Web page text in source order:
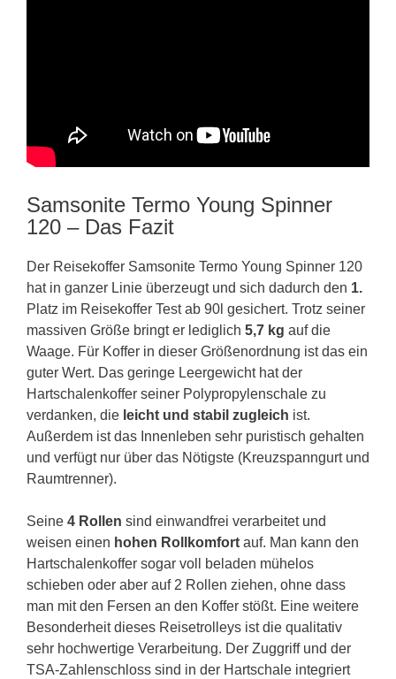
Samsonite Termo Young Spinner
120 – Das Fazit
Der Reisekoffer Samsonite Termo Young Spinner 120
hat in ganzer Linie überzeugt und sich dadurch den 1.
Platz im Reisekoffer Test ab 90l gesichert. Trotz seiner
massiven Größe bringt er lediglich 5,7 kg auf die
Waage. Für Koffer in dieser Größenordnung ist das ein
guter Wert. Das geringe Leergewicht hat der
Hartschalenkoffer seiner Polypropylenschale zu
verdanken, die leicht und stabil zugleich ist.
Außerdem ist das Innenleben sehr puristisch gehalten
und verfügt nur über das Nötigste (Kreuzspanngurt und
Raumtrenner).
Seine 4 Rollen sind einwandfrei verarbeitet und
weisen einen hohen Rollkomfort auf. Man kann den
Hartschalenkoffer sogar voll beladen mühelos
schieben oder aber auf 2 Rollen ziehen, ohne dass
man mit den Fersen an den Koffer stößt. Eine weitere
Besonderheit dieses Reisetrolleys ist die qualitativ
sehr hochwertige Verarbeitung. Der Zuggriff und der
TSA-Zahlenschloss sind in der Hartschale integriert